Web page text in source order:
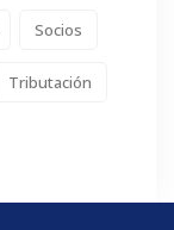
Socios
Tributación